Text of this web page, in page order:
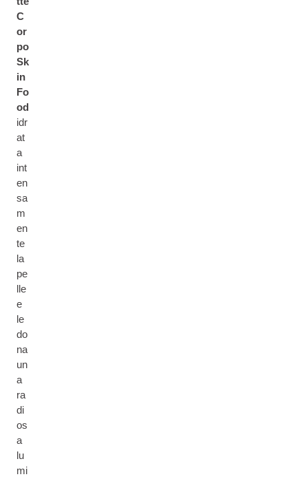
C
or
po
Sk
in
Fo
od
idr
at
a
int
en
sa
m
en
te
la
pe
lle
e
le
do
na
un
a
ra
di
os
a
lu
mi